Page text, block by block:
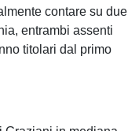
contare su due
entrambi assenti
titolari dal primo